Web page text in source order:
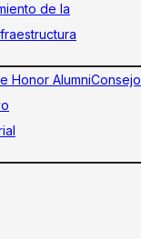
de la
Honor AlumniConsejo